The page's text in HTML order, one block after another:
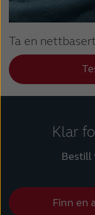
Ta en
Klar
Bestill
Finn en